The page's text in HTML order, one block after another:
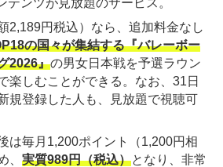
テンツが見放題のサービス。
2,189円税込）なら、追加料金なし
の国々が集結する『バレーボー
2026』の男女日本戦を予選ラウン
楽しむことができる。なお、31日
規登録した人も、見放題で視聴可
は毎月1,200ポイント（1,200円相
、 実質989円（税込）となり、非常